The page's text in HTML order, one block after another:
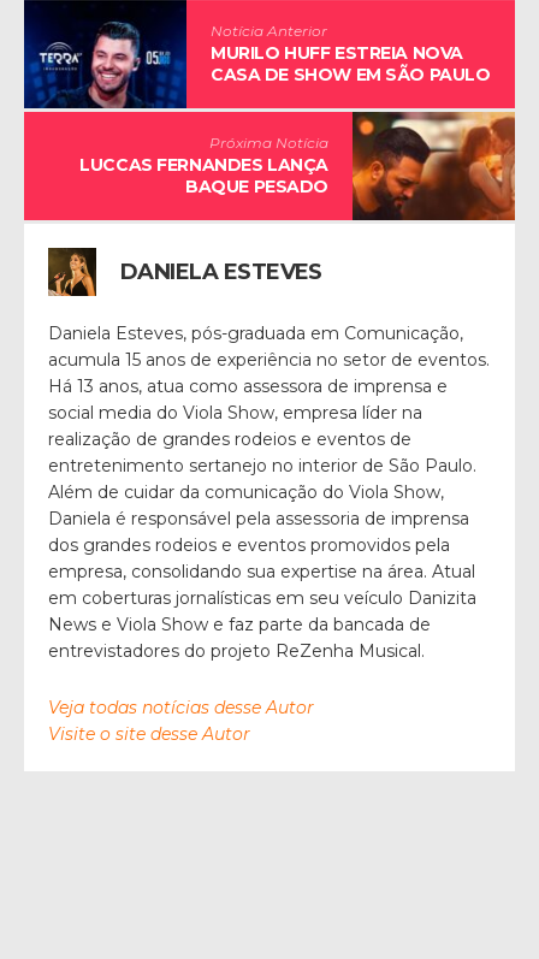
Notícia Anterior
MURILO HUFF ESTREIA NOVA
CASA DE SHOW EM SÃO PAULO
Próxima Notícia
LUCCAS FERNANDES LANÇA
BAQUE PESADO
DANIELA ESTEVES
Daniela Esteves, pós-graduada em Comunicação,
acumula 15 anos de experiência no setor de eventos.
Há 13 anos, atua como assessora de imprensa e
social media do Viola Show, empresa líder na
realização de grandes rodeios e eventos de
entretenimento sertanejo no interior de São Paulo.
Além de cuidar da comunicação do Viola Show,
Daniela é responsável pela assessoria de imprensa
dos grandes rodeios e eventos promovidos pela
empresa, consolidando sua expertise na área. Atual
em coberturas jornalísticas em seu veículo Danizita
News e Viola Show e faz parte da bancada de
entrevistadores do projeto ReZenha Musical.
Veja todas notícias desse Autor
Visite o site desse Autor